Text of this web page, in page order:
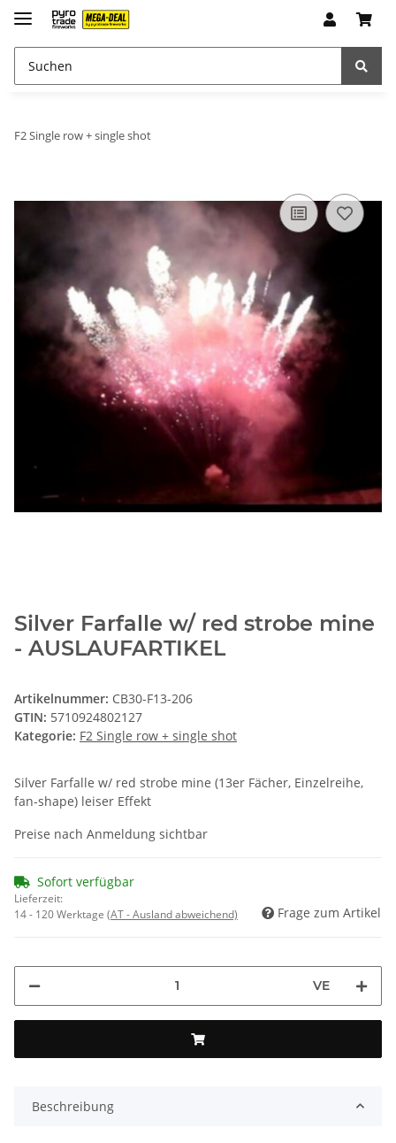
F2 Single row + single shot
Silver Farfalle w/ red strobe mine
- AUSLAUFARTIKEL
Artikelnummer: CB30-F13-206
GTIN: 5710924802127
Kategorie: F2 Single row + single shot
Silver Farfalle w/ red strobe mine (13er Fächer, Einzelreihe,
fan-shape) leiser Effekt
Preise nach Anmeldung sichtbar
Sofort verfügbar
Lieferzeit:
14 - 120 Werktage (AT - Ausland abweichend) Frage zum Artikel
VE
Beschreibung